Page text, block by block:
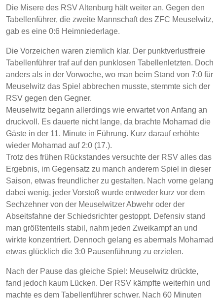
Die Misere des RSV Altenburg hält weiter an. Gegen den
Tabellenführer, die zweite Mannschaft des ZFC Meuselwitz,
gab es eine 0:6 Heimniederlage.
Die Vorzeichen waren ziemlich klar. Der punktverlustfreie
Tabellenführer traf auf den punklosen Tabellenletzten. Doch
anders als in der Vorwoche, wo man beim Stand von 7:0 für
Meuselwitz das Spiel abbrechen musste, stemmte sich der
RSV gegen den Gegner.
Meuselwitz begann allerdings wie erwartet von Anfang an
druckvoll. Es dauerte nicht lange, da brachte Mohamad die
Gäste in der 11. Minute in Führung. Kurz darauf erhöhte
wieder Mohamad auf 2:0 (17.).
Trotz des frühen Rückstandes versuchte der RSV alles das
Ergebnis, im Gegensatz zu manch anderem Spiel in dieser
Saison, etwas freundlicher zu gestalten. Nach vorne gelang
dabei wenig, jeder Vorstoß wurde entweder kurz vor dem
Sechzehner von der Meuselwitzer Abwehr oder der
Abseitsfahne der Schiedsrichter gestoppt. Defensiv stand
man größtenteils stabil, nahm jeden Zweikampf an und
wirkte konzentriert. Dennoch gelang es abermals Mohamad
etwas glücklich die 3:0 Pausenführung zu erzielen.
Nach der Pause das gleiche Spiel: Meuselwitz drückte,
fand jedoch kaum Lücken. Der RSV kämpfte weiterhin und
machte es dem Tabellenführer schwer. Nach 60 Minuten